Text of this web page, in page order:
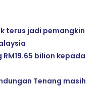
terus jadi pemangkin
bilion kepada
Tenang masih